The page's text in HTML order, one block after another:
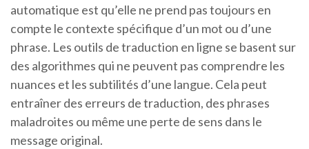
automatique est qu’elle ne prend pas toujours en
compte le contexte spécifique d’un mot ou d’une
phrase. Les outils de traduction en ligne se basent sur
des algorithmes qui ne peuvent pas comprendre les
nuances et les subtilités d’une langue. Cela peut
entraîner des erreurs de traduction, des phrases
maladroites ou même une perte de sens dans le
message original.